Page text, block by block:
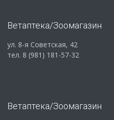
Ветаптека/Зоомагазин
ул. 8-я Советская, 42
тел. 8 (981) 181-57-32
Ветаптека/Зоомагазин